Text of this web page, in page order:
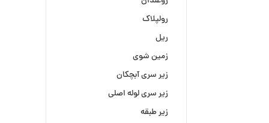
رولپلاک
ریل
زمین شوی
زیر سری آبچکان
زیر سری لوله اصلی
زیر طبقه